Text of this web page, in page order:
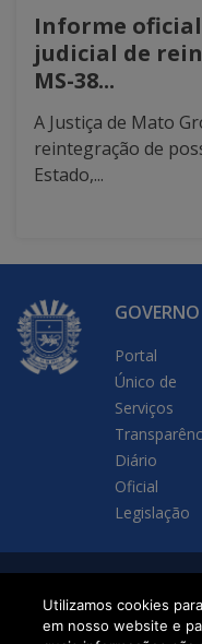
Informe
judicial de
MS-38...
A Justiça de Mato
reintegração de
Estado,...
GOVERNO
Portal
Único de
Serviços
Diário
Oficial
Legislação
SETDIG | Secretaria-
Executiva de
Utilizamos cookies
em nosso website e